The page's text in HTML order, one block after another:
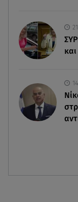
Πώς
ο ρόλος του